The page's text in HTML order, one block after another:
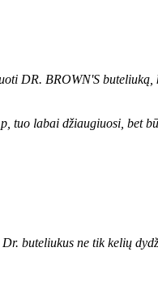
DR. BROWN'S
tuo labai džiaugiuosi, bet
buteliukus ne tik kelių